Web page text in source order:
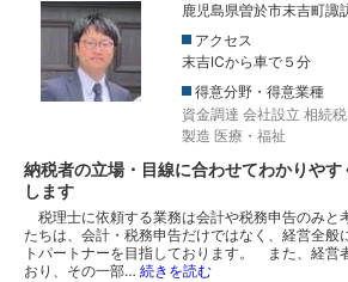
鹿児島県曽於市末吉町諏
アクセス
末吉ICから車で５分
得意分野・得意業種
資金調達 会社設立 相続税
製造 医療・福祉
納税者の立場・目線に合わせてわかりや
します
税理士に依頼する業務は会計や税務申告のみと
たちは、会計・税務申告だけではなく、経営全般
トパートナーを目指しております。 また、経営
おり、その一部… 続きを読む